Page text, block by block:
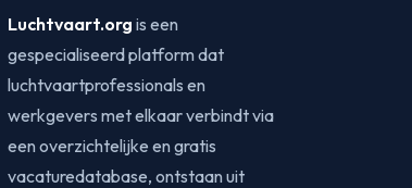
Luchtvaart.org is een
gespecialiseerd platform dat
luchtvaartprofessionals en
werkgevers met elkaar verbindt via
een overzichtelijke en gratis
vacaturedatabase, ontstaan uit